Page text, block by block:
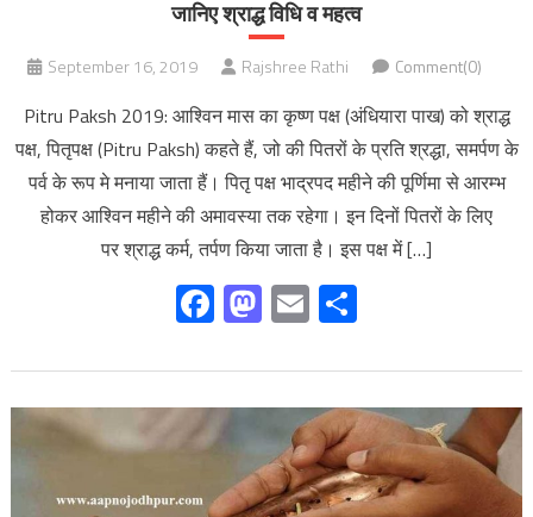
जानिए श्राद्ध विधि व महत्व
September 16, 2019 Rajshree Rathi Comment(0)
Pitru Paksh 2019: आश्विन मास का कृष्ण पक्ष (अंधियारा पाख) को श्राद्ध
पक्ष, पितृपक्ष (Pitru Paksh) कहते हैं, जो की पितरों के प्रति श्रद्धा, समर्पण के
पर्व के रूप मे मनाया जाता हैं। पितृ पक्ष भाद्रपद महीने की पूर्णिमा से आरम्भ
होकर आश्विन महीने की अमावस्या तक रहेगा। इन दिनों पितरों के लिए
पर श्राद्ध कर्म, तर्पण किया जाता है। इस पक्ष में […]
Facebook
Mastodon
Email